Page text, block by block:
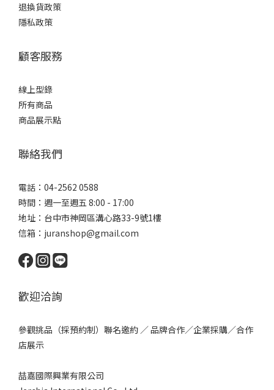
退換貨政策
隱私政策
顧客服務
線上型錄
所有商品
商品展示點
聯絡我們
電話：04-2562 0588
時間：週一至週五 8:00 - 17:00
地址：台中市神岡區溝心路33-9號1樓
信箱：juranshop@gmail.com
歡迎洽詢
參觀挑品（採預約制）聯名邀約 ／ 品牌合作／企業採購／合作
店展示
喆嘉國際興業有限公司